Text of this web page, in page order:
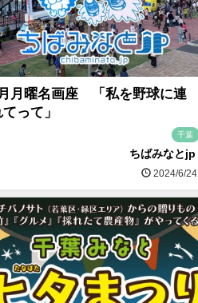
月曜名画座 「私を野球に連
って」
千葉
ちばみなとjp
2024/6/24